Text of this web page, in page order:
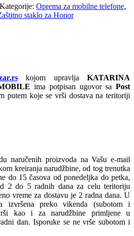
Kategorije: Oprema za mobilne telefone,
staklo za Honor
kojom upravljaKATARINA
ima potpisan ugovor sa Post
putem koje se vrši dostava na teritoriji
naručenih proizvoda na Vašu e-mail
kreiranja narudžbine, od tog trenutka
do 15 časova od ponedeljka do petka,
2 do 5 radnih dana za celu teritoriju
vreme za dostavu je 2 radna dana. U
izvršena preko vikenda (subotom i
kao i za narudžbine primljene u
dan. Isporuke se ne vrše subotom i